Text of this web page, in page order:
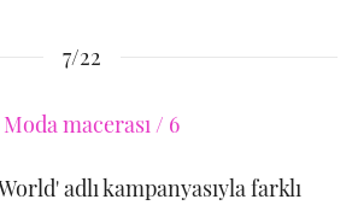
7/22
adlı kampanyasıyla farklı